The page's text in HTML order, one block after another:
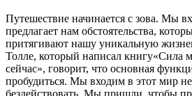
Путешествие начинается с зова. Мы
предлагает нам обстоятельства,
притягивают нашу уникальную
Толле, который написал книгу«Сила
сейчас», говорит, что основная
пробудиться. Мы входим в этот мир
бездействовать. Мы пришли, чтобы